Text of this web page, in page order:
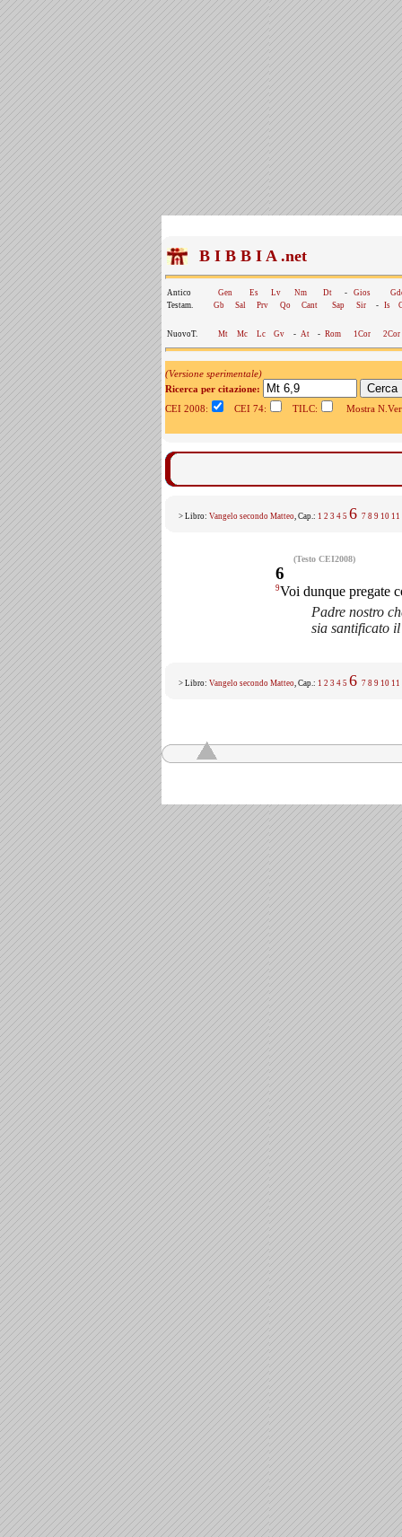
B I B B I A .net
Antico Gen Es Lv Nm Dt - Gios
Testam.
Gb Sal Prv Qo Cant Sap Sir - Is
NuovoT. Mt Mc Lc Gv - At - Rom 1Cor 2Cor
(Versione sperimentale)
Ricerca per citazione:
CEI 2008:
CEI 74: TILC: Mostra
> Libro: Vangelo secondo Matteo, Cap.: 1 2 3 4 5 6 7 8 9 10 11
(Testo CEI2008)
6
9Voi dunque pregate
Padre nostro
sia santificato
> Libro: Vangelo secondo Matteo, Cap.: 1 2 3 4 5 6 7 8 9 10 11